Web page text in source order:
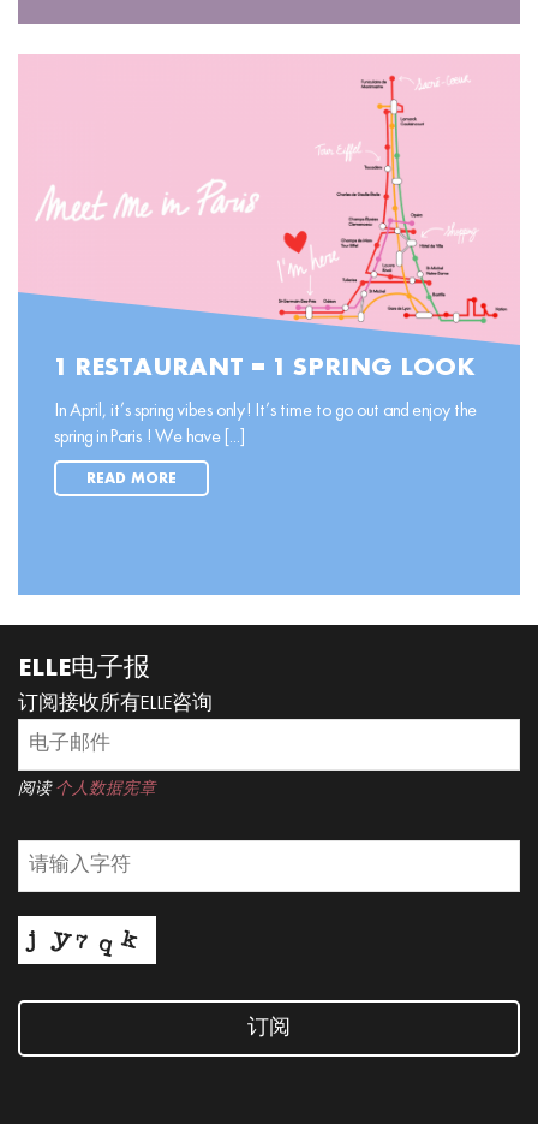
1 RESTAURANT = 1 SPRING LOOK
In April, it’s spring vibes only! It’s time to go out and enjoy the
spring in Paris ! We have [...]
READ MORE
ELLE电子报
订阅接收所有ELLE咨询
阅读 个人数据宪章
订阅